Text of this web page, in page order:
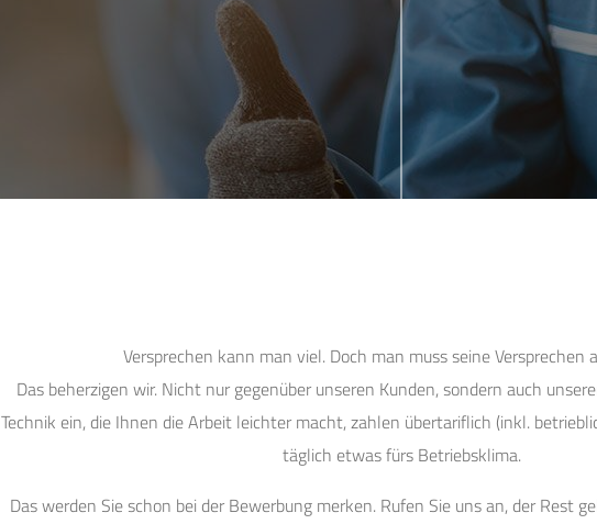
Versprechen kann man viel. Doch man muss seine Versprechen
Das beherzigen wir. Nicht nur gegenüber unseren Kunden, sondern auch
Technik ein, die Ihnen die Arbeit leichter macht, zahlen übertariflich (inkl.
täglich etwas fürs Betriebsklima.
Das werden Sie schon bei der Bewerbung merken. Rufen Sie uns an, der Rest